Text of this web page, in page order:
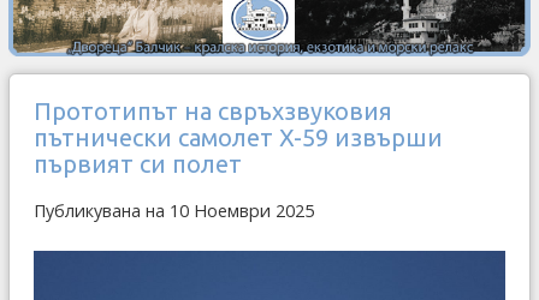
Прототипът на свръхзвуковия
пътнически самолет X-59 извърши
първият си полет
Публикувана на 10 Ноември 2025